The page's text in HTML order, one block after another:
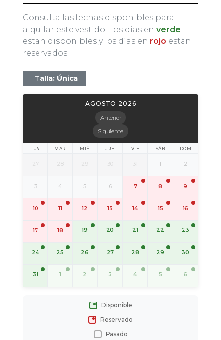
Consulta las fechas disponibles para
alquilar este vestido. Los días en verde
están disponibles y los días en rojo están
reservados.
Talla: Única
Anterior
AGOSTO 2026
Siguiente
LUN MAR MIÉ JUE VIE SÁB DOM
27 28 29 30 31 1 2
3 4 5 6 7 8 9
10 11 12 13 14 15 16
17 18 19 20 21 22 23
24 25 26 27 28 29 30
31 1 2 3 4 5 6
Disponible
Reservado
Pasado